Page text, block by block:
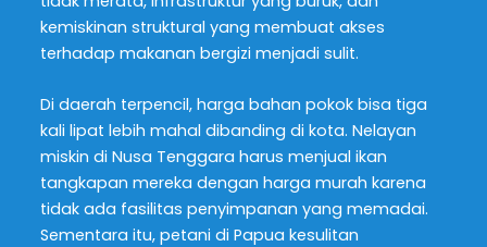
kemiskinan struktural yang membuat akses
terhadap makanan bergizi menjadi sulit.
Di daerah terpencil, harga bahan pokok bisa tiga
kali lipat lebih mahal dibanding di kota. Nelayan
miskin di Nusa Tenggara harus menjual ikan
tangkapan mereka dengan harga murah karena
tidak ada fasilitas penyimpanan yang memadai.
Sementara itu, petani di Papua kesulitan